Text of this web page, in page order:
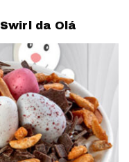
da Olá